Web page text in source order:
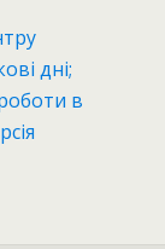
дні;
в